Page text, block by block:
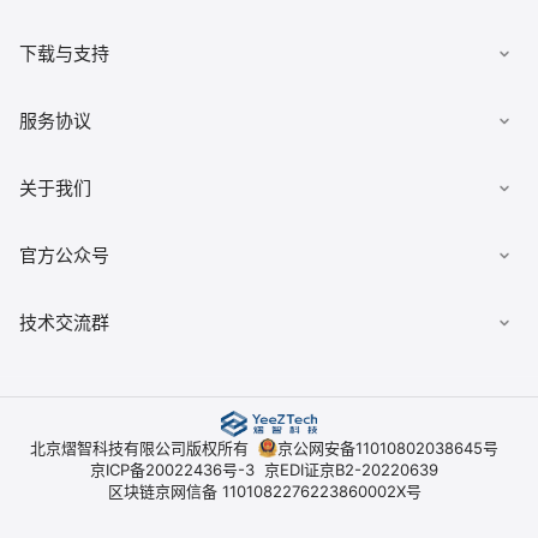
数据集市
有求必应
下载与支持
下载客户端
佣金查询
服务协议
《用户协议》
《平台开户协议》
关于我们
公司简介
官方公众号
技术交流群
北京熠智科技有限公司版权所有
京公网安备11010802038645号
京ICP备20022436号-3 京EDI证京B2-20220639
区块链京网信备 1101082276223860002X号